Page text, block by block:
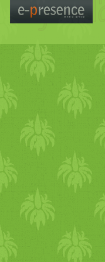
lehet
másnap
cékla
gépbe, és
kevés
egy
a céklás